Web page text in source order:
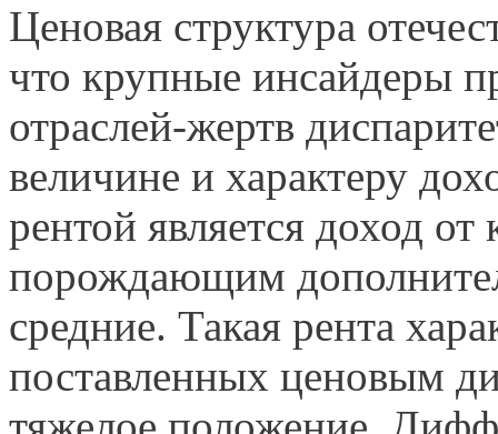
Ценовая структура
что крупные инсайдеры
отраслей-жертв
величине и характеру
рентой является доход
порождающим
средние. Такая рента
поставленных ценовым